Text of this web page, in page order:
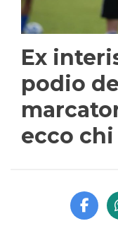
Ex
podio
ecco